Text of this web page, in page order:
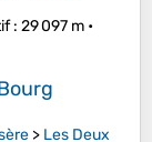
: 29 097 m •
> Les Deux